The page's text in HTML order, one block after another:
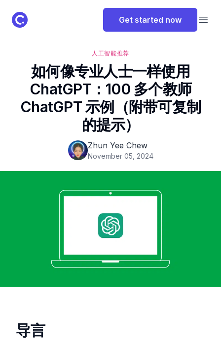
ClassPoint Logo Get started now
人工智能推荐
如何像专业人士一样使用
ChatGPT：100 多个教师
ChatGPT 示例（附带可复制
的提示）
Zhun Yee Chew
November 05, 2024
导言